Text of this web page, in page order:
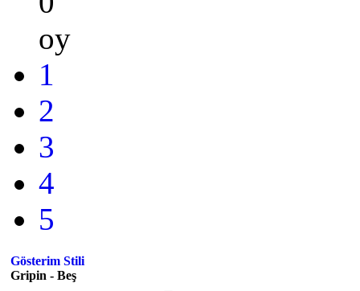
oy
1
2
3
4
5
Gösterim Stili
Gripin - Beş